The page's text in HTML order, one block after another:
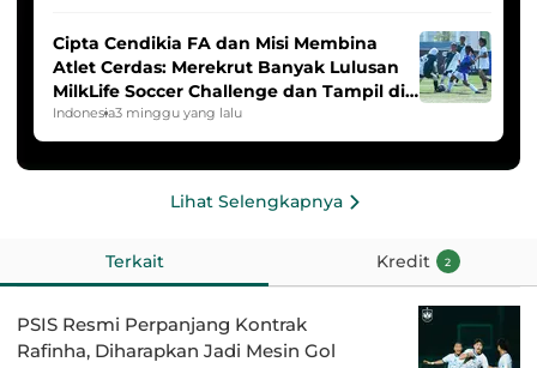
Cipta Cendikia FA dan Misi Membina
Atlet Cerdas: Merekrut Banyak Lulusan
MilkLife Soccer Challenge dan Tampil di
HYDROPLUS Soccer League
Indonesia3 minggu yang lalu
Lihat Selengkapnya
Terkait Kredit 2
PSIS Resmi Perpanjang Kontrak
Rafinha, Diharapkan Jadi Mesin Gol